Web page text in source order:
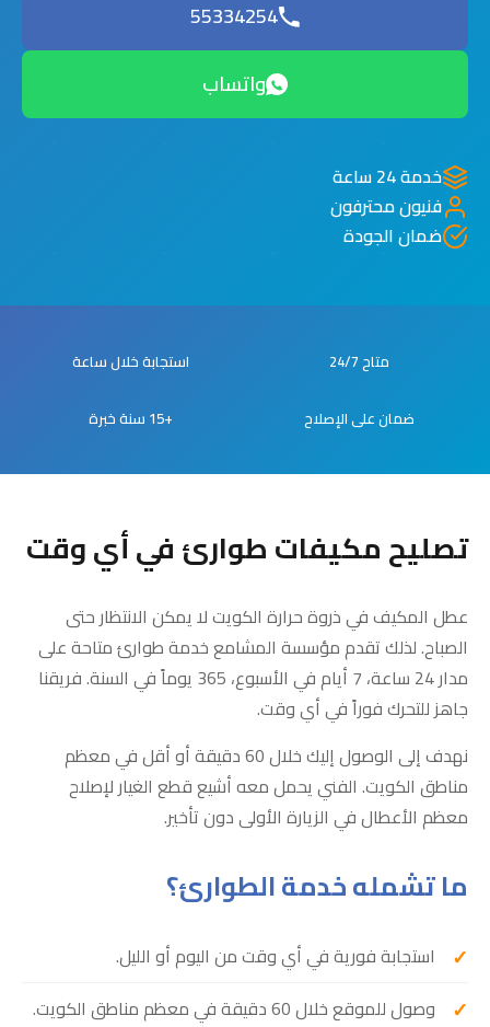
55334254
واتساب
خدمة 24 ساعة
فنيون محترفون
ضمان الجودة
متاح 24/7 استجابة خلال ساعة
ضمان على الإصلاح +15 سنة خبرة
تصليح مكيفات طوارئ في أي وقت
عطل المكيف في ذروة حرارة الكويت لا يمكن الانتظار حتى
الصباح. لذلك تقدم مؤسسة المشامع خدمة طوارئ متاحة على
مدار 24 ساعة، 7 أيام في الأسبوع، 365 يوماً في السنة. فريقنا
جاهز للتحرك فوراً في أي وقت.
نهدف إلى الوصول إليك خلال 60 دقيقة أو أقل في معظم
مناطق الكويت. الفني يحمل معه أشيع قطع الغيار لإصلاح
معظم الأعطال في الزيارة الأولى دون تأخير.
ما تشمله خدمة الطوارئ؟
استجابة فورية في أي وقت من اليوم أو الليل.
وصول للموقع خلال 60 دقيقة في معظم مناطق الكويت.